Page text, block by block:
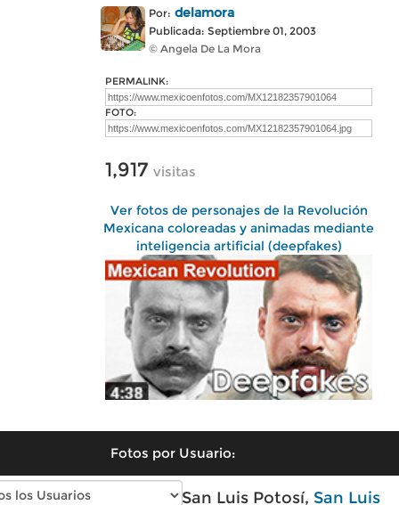
Por: delamora
Publicada: Septiembre 01, 2003
© Angela De La Mora
PERMALINK:
FOTO:
1,917 visitas
Ver fotos de personajes de la Revolución
Mexicana coloreadas y animadas mediante
inteligencia artificial (deepfakes)
Fotos por Usuario:
Fotos modernas de San Luis Potosí, San Luis